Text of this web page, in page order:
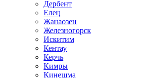
Дербент
Елец
Жанаозен
Железногорск
Искитим
Кентау
Керчь
Кимры
Кинешма